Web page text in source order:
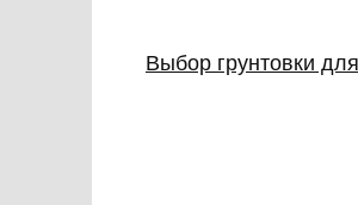
Выбор грунтовки